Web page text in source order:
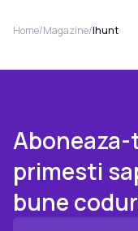
Home/Magazine/Ihunt
Aboneaza-
primesti
bune